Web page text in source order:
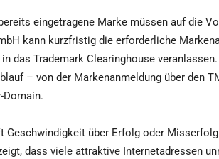
eingetragene Marke müssen auf die
kann kurzfristig die erforderliche
das Trademark Clearinghouse
– von der Markenanmeldung über den
Domain.
Geschwindigkeit über Erfolg oder
dass viele attraktive Internetadressen